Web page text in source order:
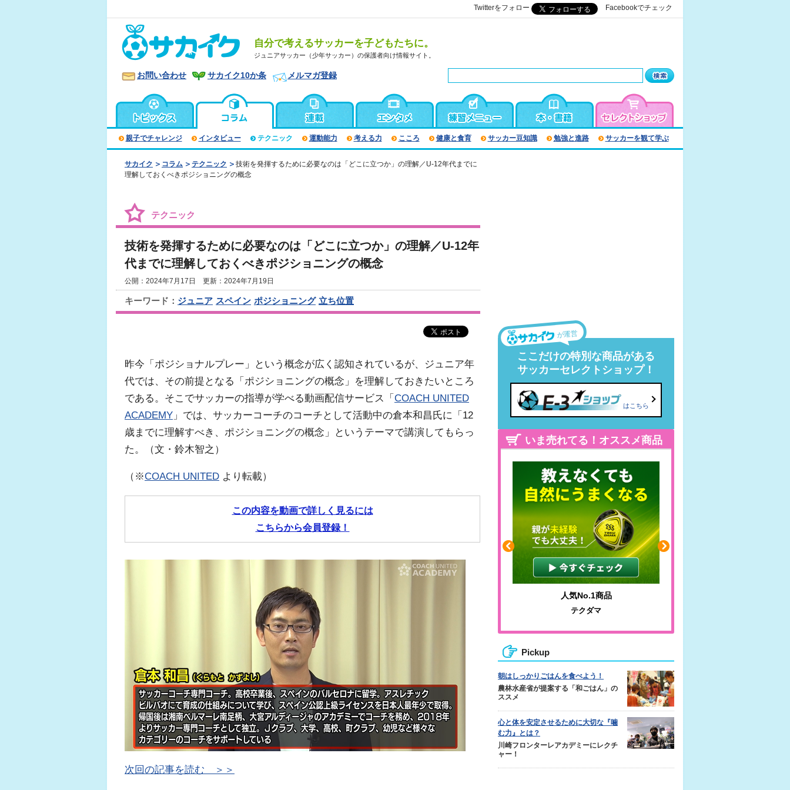
Twitterをフォロー Facebookでチェック
自分で考えるサッカーを子どもたちに。
ジュニアサッカー（少年サッカー）の保護者向け情報サイト。
お問い合わせ サカイク10か条 メルマガ登録
親子でチャレンジ インタビュー テクニック 運動能力 考える力 こころ 健康と食育 サッカー豆知識 勉強と進路 サッカーを観て学ぶ
サカイク コラム テクニック
技術を発揮するために必要なのは「どこに立つか」の理解／U-12年代までに
理解しておくべきポジショニングの概念
テクニック
技術を発揮するために必要なのは「どこに立つか」の理解／U-12年
代までに理解しておくべきポジショニングの概念
公開：2024年7月17日 更新：2024年7月19日
キーワード： ジュニア スペイン ポジショニング 立ち位置
昨今「ポジショナルプレー」という概念が広く認知されているが、ジュニア年
代では、その前提となる「ポジショニングの概念」を理解しておきたいところ
である。そこでサッカーの指導が学べる動画配信サービス「 COACH UNITED
ACADEMY 」では、サッカーコーチのコーチとして活動中の倉本和昌氏に「12
歳までに理解すべき、ポジショニングの概念」というテーマで講演してもらっ
た。（文・鈴木智之）
（※COACH UNITED より転載）
この内容を動画で詳しく見るには
こちらから会員登録！
次回の記事を読む ＞＞
が運営
ここだけの特別な商品がある
サッカーセレクトショップ！
はこちら
いま売れてる！オススメ商品
人気No.1商品
テクダマ
Pickup
朝はしっかりごはんを食べよう！
農林水産省が提案する「和ごはん」の
ススメ
心と体を安定させるために大切な『噛
む力』とは？
川崎フロンターレアカデミーにレクチ
ャー！